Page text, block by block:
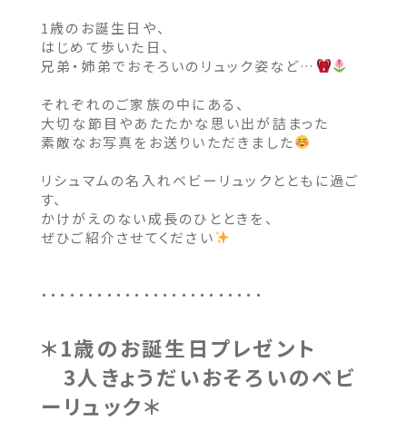
1歳のお誕生日や、
はじめて歩いた日、
兄弟・姉弟でおそろいのリュック姿など…
それぞれのご家族の中にある、
大切な節目やあたたかな思い出が詰まった
素敵なお写真をお送りいただきました
リシュマムの名入れベビーリュックとともに過ご
す、
かけがえのない成長のひとときを、
ぜひご紹介させてください
・・・・・・・・・・・・・・・・・・・・・・・・
＊1歳のお誕生日プレゼント
3人きょうだいおそろいのベビ
ーリュック＊